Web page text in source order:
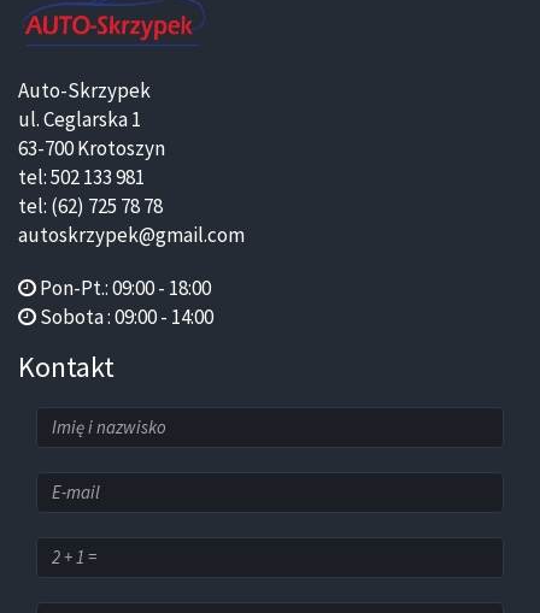
Auto-Skrzypek
ul. Ceglarska 1
63-700 Krotoszyn
tel: 502 133 981
tel: (62) 725 78 78
autoskrzypek@gmail.com
Pon-Pt.: 09:00 - 18:00
Sobota : 09:00 - 14:00
Kontakt